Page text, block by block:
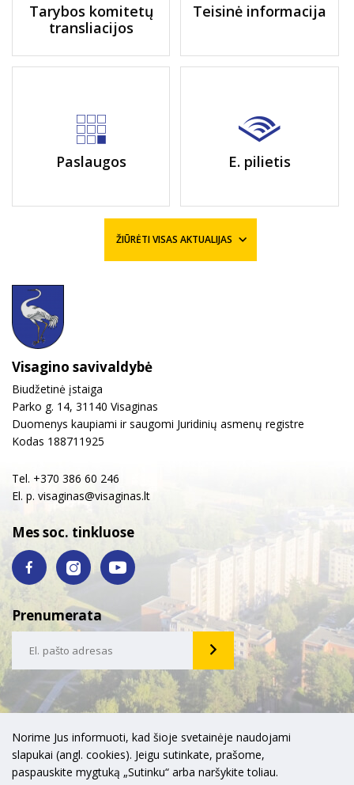
Tarybos komitetų
transliacijos
Teisinė informacija
Paslaugos E. pilietis
ŽIŪRĖTI VISAS AKTUALIJAS
Visagino savivaldybė
Biudžetinė įstaiga
Parko g. 14, 31140 Visaginas
Duomenys kaupiami ir saugomi Juridinių asmenų registre
Kodas 188711925
Tel. +370 386 60 246
El. p. visaginas@visaginas.lt
Mes soc. tinkluose
Prenumerata
Norime Jus informuoti, kad šioje svetainėje naudojami
slapukai (angl. cookies). Jeigu sutinkate, prašome,
paspauskite mygtuką „Sutinku“ arba naršykite toliau.